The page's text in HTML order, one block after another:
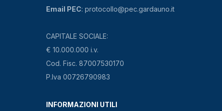
Email PEC: protocollo@pec.gardauno.it
CAPITALE SOCIALE:
€ 10.000.000 i.v.
Cod. Fisc. 87007530170
P.Iva 00726790983
INFORMAZIONI UTILI